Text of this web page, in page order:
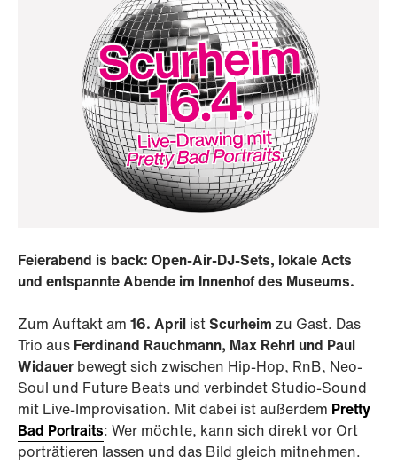
Feierabend is back: Open-Air-DJ-Sets, lokale Acts
und entspannte Abende im Innenhof des Museums.
Zum Auftakt am 16. April istScurheim zu Gast. Das
Trio aus Ferdinand Rauchmann, Max Rehrl und Paul
Widauer bewegt sich zwischen Hip-Hop, RnB, Neo-
Soul und Future Beats und verbindet Studio-Sound
mit Live-Improvisation. Mit dabei ist außerdem Pretty
Bad Portraits: Wer möchte, kann sich direkt vor Ort
porträtieren lassen und das Bild gleich mitnehmen.